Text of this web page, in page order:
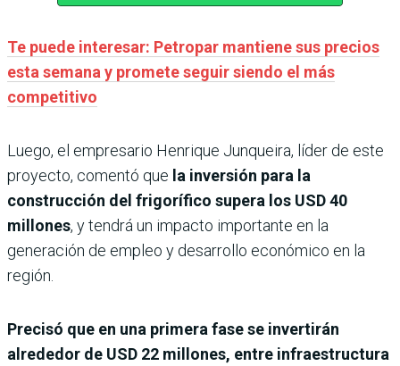
Te puede interesar: Petropar mantiene sus precios
esta semana y promete seguir siendo el más
competitivo
Luego, el empresario Henrique Junqueira, líder de este
proyecto, comentó que la inversión para la
construcción del frigorífico supera los USD 40
millones, y tendrá un impacto importante en la
generación de empleo y desarrollo económico en la
región.
Precisó que en una primera fase se invertirán
alrededor de USD 22 millones, entre infraestructura